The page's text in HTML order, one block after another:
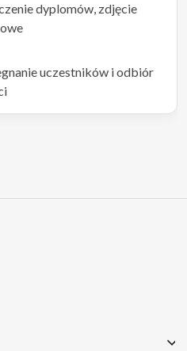
dyplomów, zdjęcie
uczestników i odbiór